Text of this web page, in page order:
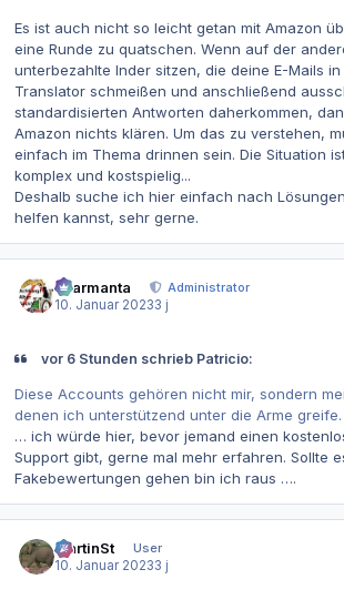
Es ist auch nicht so leicht getan mit Amazon
eine Runde zu quatschen. Wenn auf der
unterbezahlte Inder sitzen, die deine E-Mails
Translator schmeißen und anschließend
standardisierten Antworten daherkommen,
Amazon nichts klären. Um das zu verstehen,
einfach im Thema drinnen sein. Die Situation
komplex und kostspielig...
Deshalb suche ich hier einfach nach
helfen kannst, sehr gerne.
charmanta
Administrator
10. Januar 20233 j
vor 6 Stunden schrieb Patricio:
Diese Accounts gehören nicht mir, sondern
denen ich unterstützend unter die Arme greife.
… ich würde hier, bevor jemand einen
Support gibt, gerne mal mehr erfahren. Sollte
Fakebewertungen gehen bin ich raus ….
MartinSt
User
10. Januar 20233 j